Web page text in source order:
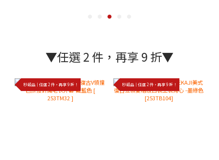
▼任選 2 件，再享 9 折▼
秒殺品｜任選 2 件，再享 9 折！ 秒殺品｜任選 2 件，再享 9 折！